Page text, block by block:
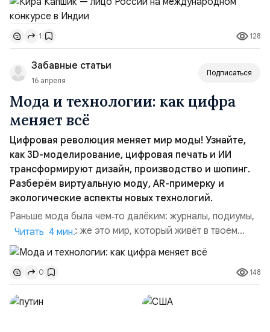
обучается в частной школе «Экстерн Плюс»,
увлекается плаванием и лыжным спортом, посещает
театральную студию и уже сыграла несколько ролей в
спектаклях. Она говорит на английском языке и
изучае...
1 128
Забавные статьи
16 апреля
Подписаться
Мода и технологии: как цифра
меняет всё
Цифровая революция меняет мир моды! Узнайте,
как 3D-моделирование, цифровая печать и ИИ
трансформируют дизайн, производство и шопинг.
Разберём виртуальную моду, AR-примерку и
экологические аспекты новых технологий.
Раньше мода была чем‑то далёким: журналы, подиумы,
ателье. Сейчас же это мир, который живёт в твоём
смартфоне и на экране ноутбука. Цифровая
революция — это не просто новые программы для
дизайнеров. Это полный переворот в том, как одежда
придумывается, производится, продаётся и даже
носится. Мы стоим на пороге новой эры, и мне, ...
Читать 4 мин.
0 148